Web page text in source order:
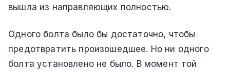
вышла из направляющих полностью.
Одного болта было бы достаточно, чтобы
предотвратить произошедшее. Но ни одного
болта установлено не было. В момент той